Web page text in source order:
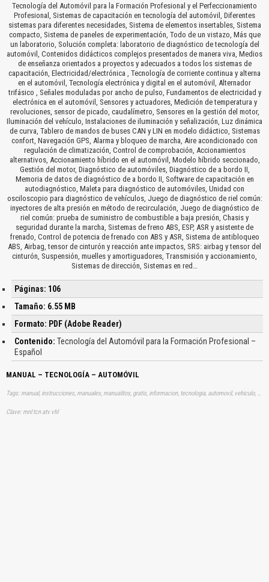
Tecnología del Automóvil para la Formación Profesional y el Perfeccionamiento
Profesional, Sistemas de capacitación en tecnología del automóvil, Diferentes
sistemas para diferentes necesidades, Sistema de elementos insertables, Sistema
compacto, Sistema de paneles de experimentación, Todo de un vistazo, Más que
un laboratorio, Solución completa: laboratorio de diagnóstico de tecnología del
automóvil, Contenidos didácticos complejos presentados de manera viva, Medios
de enseñanza orientados a proyectos y adecuados a todos los sistemas de
capacitación, Electricidad/electrónica , Tecnología de corriente continua y alterna
en el automóvil, Tecnología electrónica y digital en el automóvil, Alternador
trifásico , Señales moduladas por ancho de pulso, Fundamentos de electricidad y
electrónica en el automóvil, Sensores y actuadores, Medición de temperatura y
revoluciones, sensor de picado, caudalímetro, Sensores en la gestión del motor,
Iluminación del vehículo, Instalaciones de iluminación y señalización, Luz dinámica
de curva, Tablero de mandos de buses CAN y LIN en modelo didáctico, Sistemas
confort, Navegación GPS, Alarma y bloqueo de marcha, Aire acondicionado con
regulación de climatización, Control de comprobación, Accionamientos
alternativos, Accionamiento híbrido en el automóvil, Modelo híbrido seccionado,
Gestión del motor, Diagnóstico de automóviles, Diagnóstico de a bordo II,
Memoria de datos de diagnóstico de a bordo II, Software de capacitación en
autodiagnóstico, Maleta para diagnóstico de automóviles, Unidad con
osciloscopio para diagnóstico de vehículos, Juego de diagnóstico de riel común:
inyectores de alta presión en método de recirculación, Juego de diagnóstico de
riel común: prueba de suministro de combustible a baja presión, Chasis y
seguridad durante la marcha, Sistemas de freno ABS, ESP, ASR y asistente de
frenado, Control de potencia de frenado con ABS y ASR, Sistema de antibloqueo
ABS, Airbag, tensor de cinturón y reacción ante impactos, SRS: airbag y tensor del
cinturón, Suspensión, muelles y amortiguadores, Transmisión y accionamiento,
Sistemas de dirección, Sistemas en red…
Páginas: 106
Tamaño: 6.55 MB
Formato: PDF (Adobe Reader)
Contenido: Tecnología del Automóvil para la Formación Profesional –
Español
MANUAL – TECNOLOGÍA – AUTOMÓVIL
Tags: manual, instrucciones, manuales, manualitos, gratis, informacion, tecnologia, automovil, vehiculo, aprender, descargas
Clave: mnl tcn atv vhl